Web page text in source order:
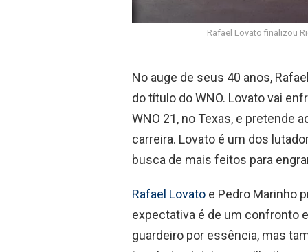
Rafael Lovato finalizou
No auge de seus 40 anos,
do título do WNO. Lovato vai
WNO 21, no Texas, e pretende
carreira. Lovato é um dos
busca de mais feitos para
Rafael Lovato e Pedro Marinho
expectativa é de um confronto
guardeiro por essência, mas